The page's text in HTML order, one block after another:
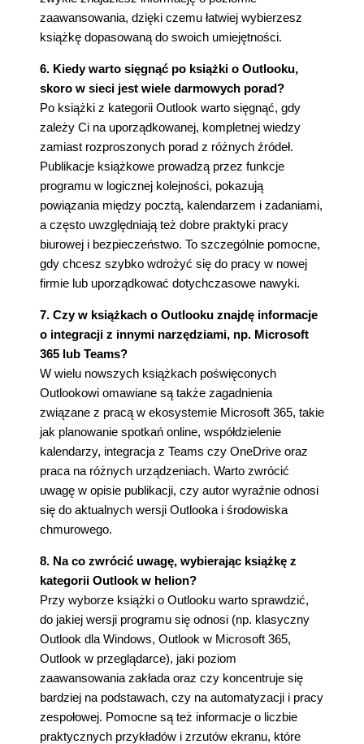
zaawansowania, dzięki czemu łatwiej wybierzesz
książkę dopasowaną do swoich umiejętności.
6. Kiedy warto sięgnąć po książki o Outlooku,
skoro w sieci jest wiele darmowych porad?
Po książki z kategorii Outlook warto sięgnąć, gdy
zależy Ci na uporządkowanej, kompletnej wiedzy
zamiast rozproszonych porad z różnych źródeł.
Publikacje książkowe prowadzą przez funkcje
programu w logicznej kolejności, pokazują
powiązania między pocztą, kalendarzem i zadaniami,
a często uwzględniają też dobre praktyki pracy
biurowej i bezpieczeństwo. To szczególnie pomocne,
gdy chcesz szybko wdrożyć się do pracy w nowej
firmie lub uporządkować dotychczasowe nawyki.
7. Czy w książkach o Outlooku znajdę informacje
o integracji z innymi narzędziami, np. Microsoft
365 lub Teams?
W wielu nowszych książkach poświęconych
Outlookowi omawiane są także zagadnienia
związane z pracą w ekosystemie Microsoft 365, takie
jak planowanie spotkań online, współdzielenie
kalendarzy, integracja z Teams czy OneDrive oraz
praca na różnych urządzeniach. Warto zwrócić
uwagę w opisie publikacji, czy autor wyraźnie odnosi
się do aktualnych wersji Outlooka i środowiska
chmurowego.
8. Na co zwrócić uwagę, wybierając książkę z
kategorii Outlook w helion?
Przy wyborze książki o Outlooku warto sprawdzić,
do jakiej wersji programu się odnosi (np. klasyczny
Outlook dla Windows, Outlook w Microsoft 365,
Outlook w przeglądarce), jaki poziom
zaawansowania zakłada oraz czy koncentruje się
bardziej na podstawach, czy na automatyzacji i pracy
zespołowej. Pomocne są też informacje o liczbie
praktycznych przykładów i zrzutów ekranu, które